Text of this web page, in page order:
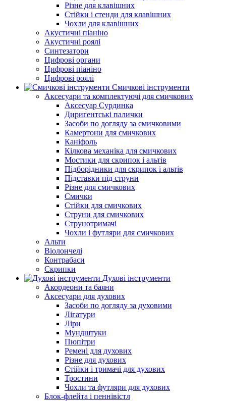
Різне для клавішних
Стійки і стенди для клавішних
Чохли для клавішних
Акустичні піаніно
Акустичні роялі
Синтезатори
Цифрові органи
Цифрові піаніно
Цифрові роялі
Смичкові інструменти
Аксесуари та комплектуючі для смичкових
Аксесуар Сурдинка
Диригентські палички
Засоби по догляду за смичковими
Камертони для смичкових
Каніфоль
Кілкова механіка для смичкових
Мостики для скрипок і альтів
Підборiдники для скрипок і альтів
Підставки під струни
Різне для смичкових
Смички
Стійки для смичкових
Струни для смичкових
Струнотримачі
Чохли і футляри для смичкових
Альти
Віолончелі
Контрабаси
Скрипки
Духові інструменти
Акордеони та баяни
Аксесуари для духових
Засоби по догляду за духовими
Лігатури
Ліри
Мундштуки
Пюпітри
Ремені для духових
Різне для духових
Стійки і тримачі для духових
Тростини
Чохли та футляри для духових
Блок-флейта і пеннівістл